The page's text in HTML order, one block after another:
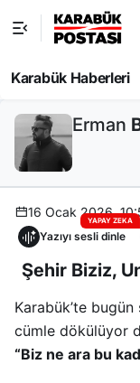
Karabük Haberleri
Erman
16 Ocak 2026,
YAPAY ZEKA
Yazıyı sesli dinle
Şehir Biziz,
Karabük’te
cümle dökülüyor
“Biz ne ara bu